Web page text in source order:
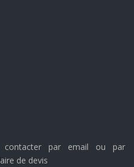
contacter par email ou par
de devis